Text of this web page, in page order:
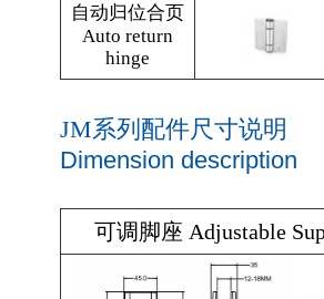
自动归位合页
Auto return
hinge
JM系列配件尺寸说明
Dimension description
可调脚座 Adjustable